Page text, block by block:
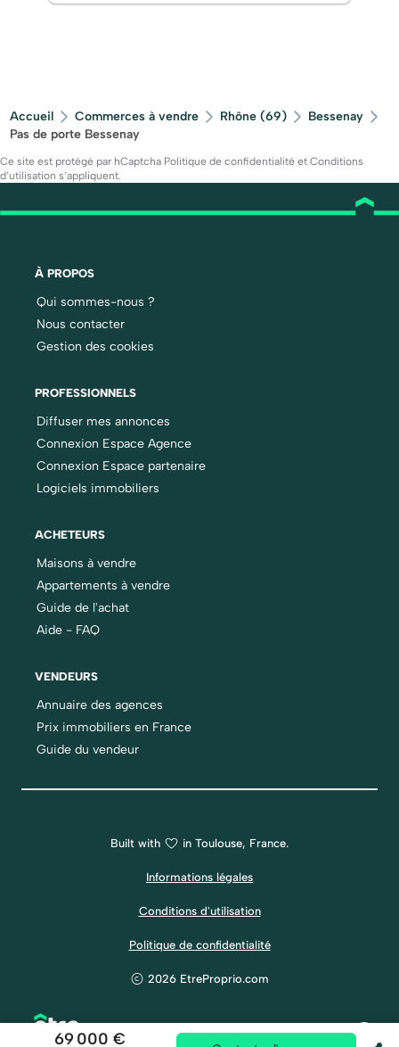
69 000 €
Accueil Commerces à vendre Rhône (69)
Bessenay
Pas de porte Bessenay
Ce site est protégé par hCaptcha Politique de confidentialité et Conditions
d’utilisation s’appliquent.
À PROPOS
Qui sommes-nous ?
Nous contacter
Gestion des cookies
PROFESSIONNELS
Diffuser mes annonces
Connexion Espace Agence
Connexion Espace partenaire
Logiciels immobiliers
ACHETEURS
Maisons à vendre
Appartements à vendre
Guide de l'achat
Aide - FAQ
VENDEURS
Annuaire des agences
Prix immobiliers en France
Guide du vendeur
Built with in Toulouse, France.
Informations légales
Conditions d'utilisation
Politique de confidentialité
2026 EtreProprio.com